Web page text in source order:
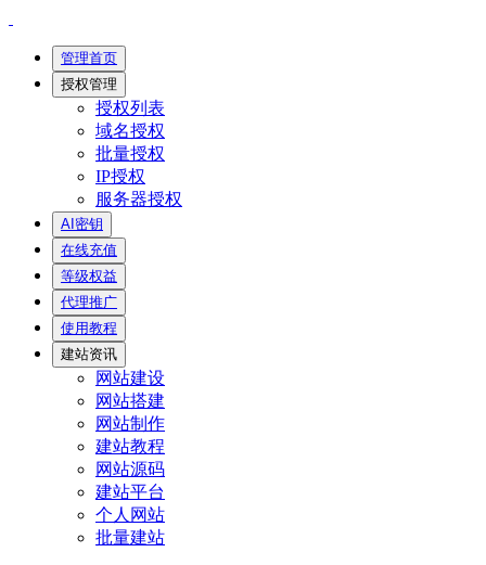
管理首页
授权管理
授权列表
域名授权
批量授权
IP授权
服务器授权
AI密钥
在线充值
等级权益
代理推广
使用教程
建站资讯
网站建设
网站搭建
网站制作
建站教程
网站源码
建站平台
个人网站
批量建站